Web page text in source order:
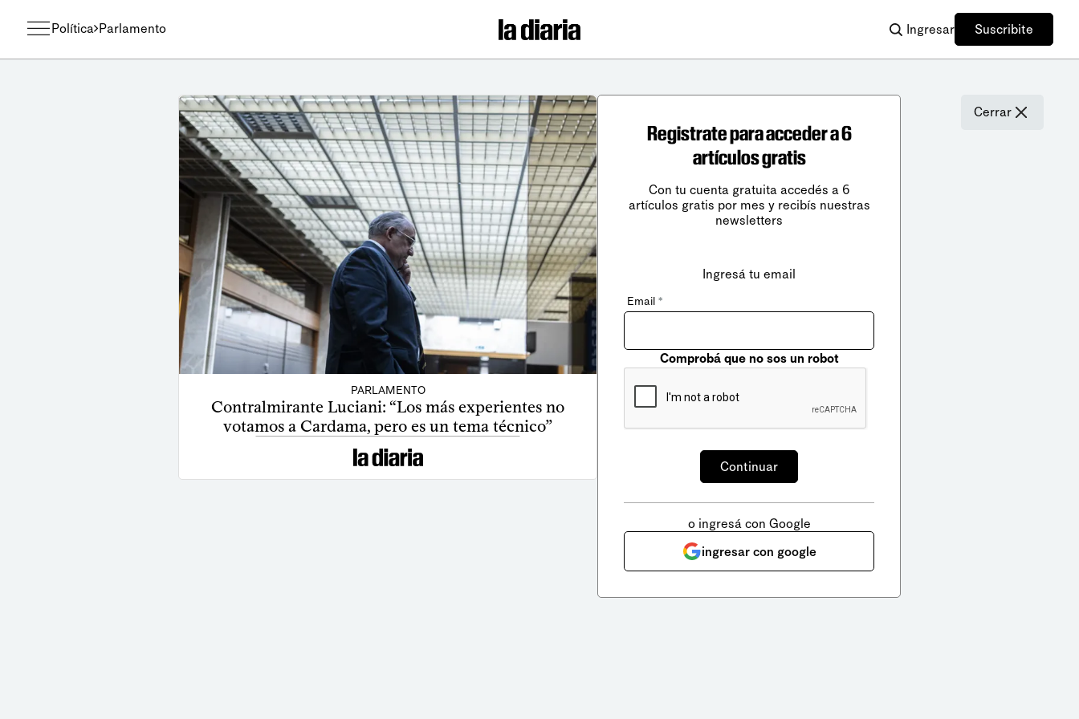
Política Parlamento Ingresar Suscribite
PARLAMENTO
Contralmirante Luciani: “Los más experientes no
votamos a Cardama, pero es un tema técnico”
Cerrar
Registrate para acceder a 6
artículos gratis
Con tu cuenta gratuita accedés a 6
artículos gratis por mes y recibís nuestras
newsletters
Ingresá tu email
Email *
Comprobá que no sos un robot
o ingresá con Google
ingresar con google